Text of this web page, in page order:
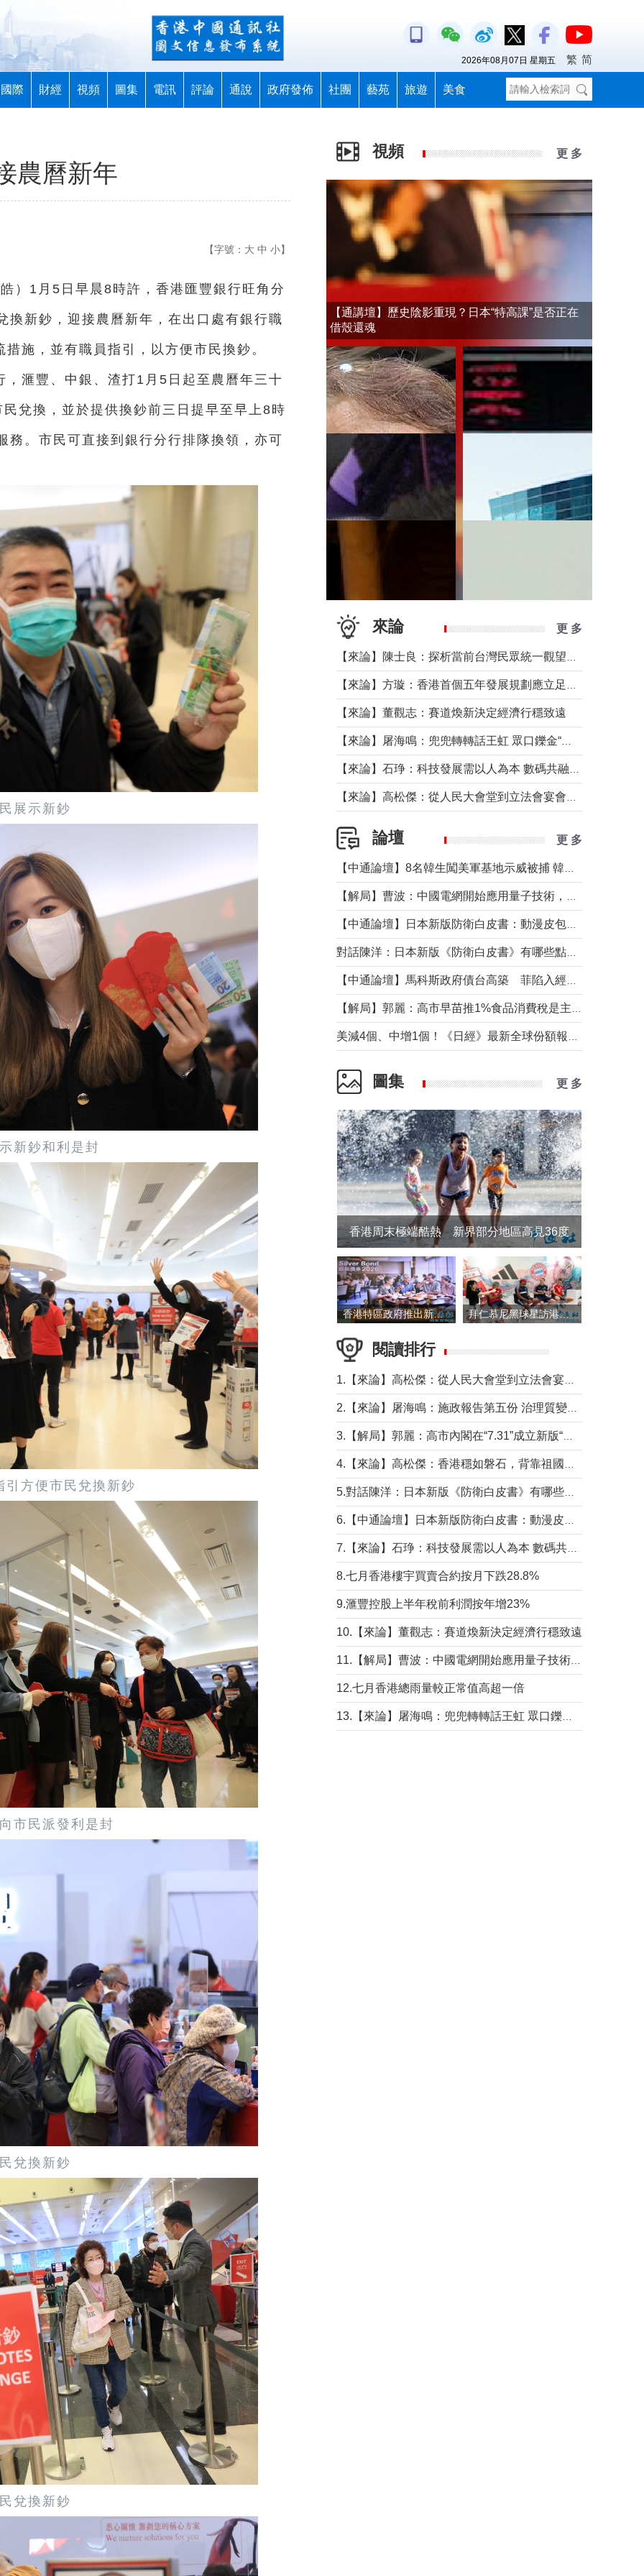
國際 財經 視頻 圖集 電訊 評論 通說 政府發佈 社團 藝苑 旅遊 美食
2026年08月07日 星期五 繁 简
農曆新年
【字號： 大 中 小】
）1月5日早晨8時許，香港匯豐銀行旺角分
換新鈔，迎接農曆新年，在出口處有銀行職
施，並有職員指引，以方便市民換鈔。
滙豐、中銀、渣打1月5日起至農曆年三十
兌換，並於提供換鈔前三日提早至早上8時
務。市民可直接到銀行分行排隊換領，亦可
展示新鈔
新鈔和利是封
引方便市民兌換新鈔
市民派發利是封
兌換新鈔
兌換新鈔
視頻 更 多
【通講壇】歷史陰影重現？日本“特高課”是否正在
借殼還魂
來論 更 多
【來論】董觀志：賽道煥新決定經濟行穩致遠
論壇 更 多
圖集 更 多
香港周末極端酷熱 新界部分地區高見36度
香港特區政府推出新一批銀色債券 每手1萬元保底息4.25厘 拜仁慕尼黑球星訪港 與球迷近距離互動
閱讀排行
8.七月香港樓宇買賣合約按月下跌28.8%
9.滙豐控股上半年稅前利潤按年增23%
10.【來論】董觀志：賽道煥新決定經濟行穩致遠
12.七月香港總雨量較正常值高超一倍